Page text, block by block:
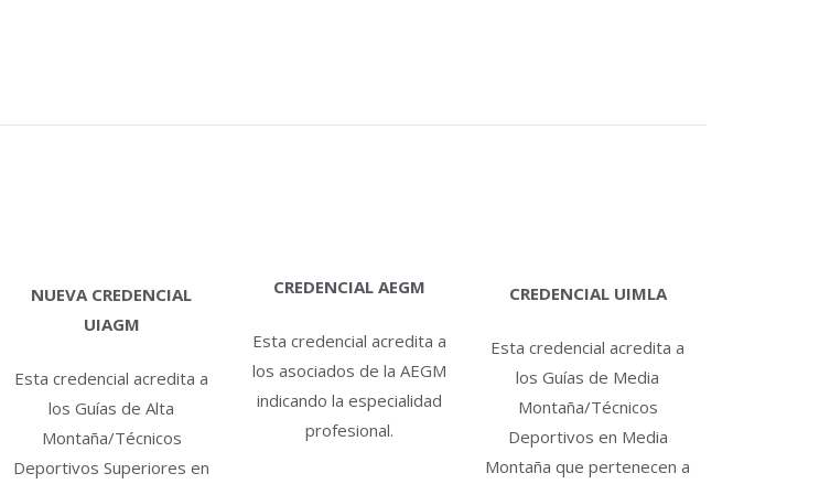
NUEVA CREDENCIAL
UIAGM
Esta credencial acredita a
los Guías de Alta
Montaña/Técnicos
Deportivos Superiores en
CREDENCIAL AEGM
Esta credencial acredita a
los asociados de la AEGM
indicando la especialidad
profesional.
CREDENCIAL UIMLA
Esta credencial acredita a
los Guías de Media
Montaña/Técnicos
Deportivos en Media
Montaña que pertenecen a